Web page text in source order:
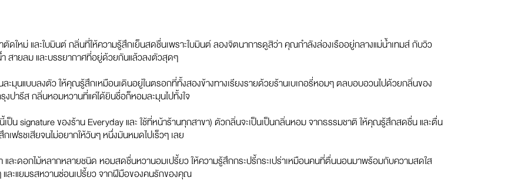
ใหม่ และใบมินต์ กลิ่นที่ให้ความรู้สึกเย็นสดชื่นเพราะใบมินต์ ลองจิตนาการดูสิว่า คุณกำลังล่องเรืออยู่กลางแม่น้ำเทมส์ กับวิว
สายลม และบรรยากาศที่อยู่ด้วยกันแล้วลงตัวสุดๆ
มุนแบบลงตัว ให้คุณรู้สึกเหมือนเดินอยู่ในตรอกที่ทั้งสองข้างทางเรียงรายด้วยร้านเบเกอรี่หอมๆ ตลบอบอวนไปด้วยกลิ่นของ
ปารีส กลิ่นหอมหวานที่แค่ได้ยินชื่อก็หอมละมุนไปทั้งใจ
ป็นsignatureของร้านEverydayและ ใช้ที่หน้าร้านทุกสาขา) ตัวกลิ่นจะเป็นเป็นกลิ่นหอม จากธรรมชาติ ให้คุณรู้สึกสดชื่น และตื่น
รชเสียจนไม่อยากให้วันๆ หนึ่งมันหมดไปเร็วๆ เลย
ละดอกไม้หลากหลายชนิด หอมสดชื่นหวานอมเปรี้ยว ให้ความรู้สึกกระปรี้กระเปร่าเหมือนคนที่ตื่นนอนมาพร้อมกับความสดใส
ะแยมรสหวานซ่อนเปรี้ยว จากฝีมือของคนรักของคุณ